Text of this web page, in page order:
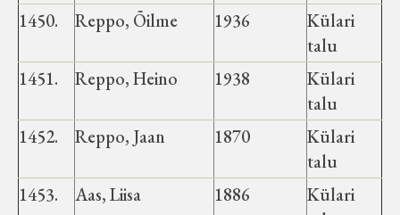
1450.
Reppo, Õilme 1936
Külari
talu
1451.
Reppo, Heino 1938
Külari
talu
1452.
Reppo, Jaan 1870
Külari
talu
1453.
Aas, Liisa 1886
Külari